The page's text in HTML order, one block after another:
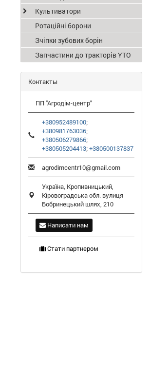
Культиватори
Ротаційні борони
Зчіпки зубових борін
Запчастини до тракторів YTO
Контакты
ПП "Агродім-центр"
+380952489100;
+380981763036;
+380506279866;
+380505204413;+380500137837
agrodimcentr10@gmail.com
Україна, Кропивницький,
Кіровоградська обл. вулиця
Бобринецький шлях, 210
Написати нам
Стати партнером